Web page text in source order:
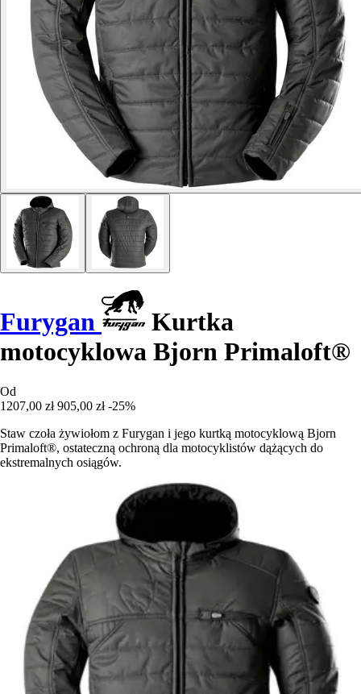
Furygan
Kurtka
motocyklowa Bjorn Primaloft®
Od
1207,00 zł 905,00 zł -25%
Staw czoła żywiołom z Furygan i jego kurtką motocyklową Bjorn
Primaloft®, ostateczną ochroną dla motocyklistów dążących do
ekstremalnych osiągów.